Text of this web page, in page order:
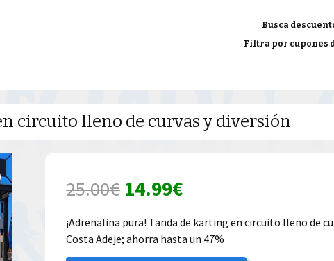
Busca
Filtra por cupones
circuito lleno de curvas y diversión
25.00€ El
precio
original
14.99€El
precio
actual
¡Adrenalina pura! Tanda de karting en circuito lleno de
Costa Adeje; ahorra hasta un 47%